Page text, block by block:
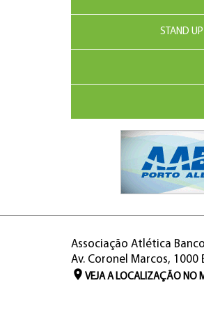
STAND
Associação Atlética
Av. Coronel Marcos, 1000
VEJA A LOCALIZAÇÃO NO